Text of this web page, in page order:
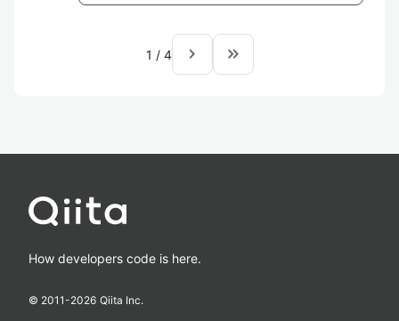
1 / 4 navigate_next keyboard_double_arrow_right
How developers code is here.
© 2011-2026 Qiita Inc.